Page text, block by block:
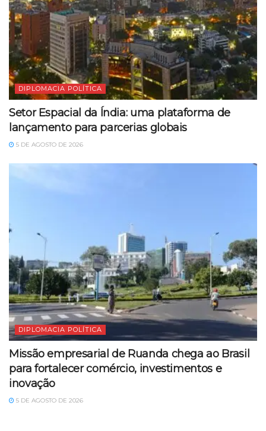
DIPLOMACIA POLÍTICA
Setor Espacial da Índia: uma plataforma de
lançamento para parcerias globais
5 DE AGOSTO DE 2026
DIPLOMACIA POLÍTICA
Missão empresarial de Ruanda chega ao Brasil
para fortalecer comércio, investimentos e
inovação
5 DE AGOSTO DE 2026